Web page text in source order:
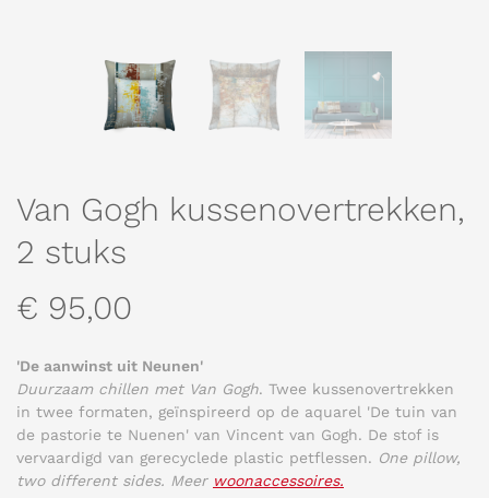
Van Gogh kussenovertrekken,
2 stuks
€ 95,00
'De aanwinst uit Neunen'
Duurzaam chillen met Van Gogh. Twee kussenovertrekken
in twee formaten, geïnspireerd op de aquarel 'De tuin van
de pastorie te Nuenen' van Vincent van Gogh. De stof is
vervaardigd van gerecyclede plastic petflessen. One pillow,
two different sides. Meer woonaccessoires.